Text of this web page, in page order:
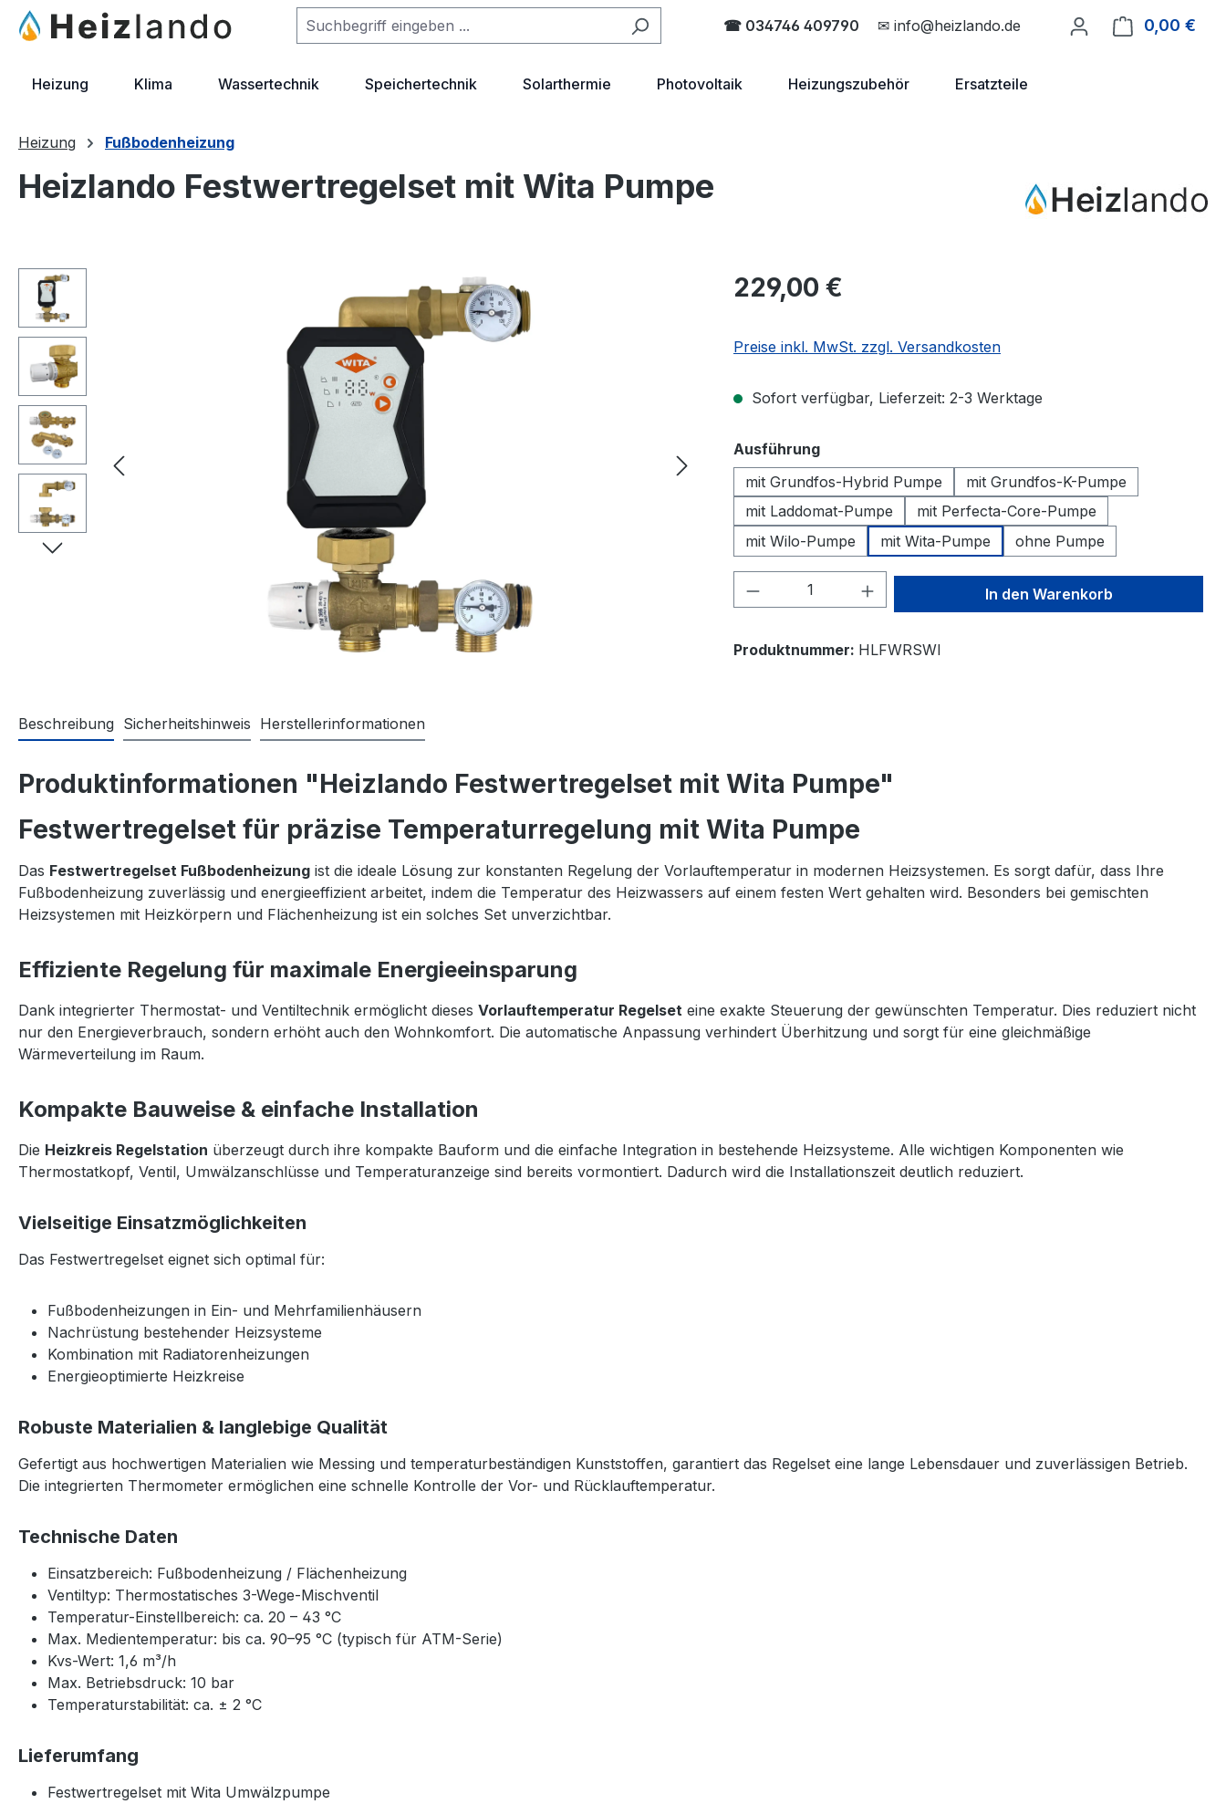
Hauptinhalt springen
Zur Suche springen
Zur Hauptnavigation springen ☎ 034746 409790 ✉ info@heizlando.de 0,00 €
Heizung Klima Wassertechnik Speichertechnik Solarthermie Photovoltaik Heizungszubehör Ersatzteile
Heizung Fußbodenheizung
Heizlando Festwertregelset mit Wita Pumpe
Bildergalerie überspringen Regulärer Preis:
229,00 €
Preise inkl. MwSt. zzgl. Versandkosten
Sofort verfügbar, Lieferzeit: 2-3 Werktage
Ausführungauswählen
mit Grundfos-Hybrid Pumpe
mit Grundfos-K-Pumpe
mit Laddomat-Pumpe
mit Perfecta-Core-Pumpe
mit Wilo-Pumpe
mit Wita-Pumpe ohne Pumpe
Produkt Anzahl: Gib den gewünschten Wert
In den Warenkorb
Produktnummer: HLFWRSWI
Beschreibung Sicherheitshinweis Herstellerinformationen
Produktinformationen "Heizlando Festwertregelset mit Wita Pumpe"
Festwertregelset für präzise Temperaturregelung mit Wita Pumpe
Das Festwertregelset Fußbodenheizung ist die ideale Lösung zur konstanten Regelung der Vorlauftemperatur in modernen Heizsystemen. Es sorgt dafür, dass Ihre
Fußbodenheizung zuverlässig und energieeffizient arbeitet, indem die Temperatur des Heizwassers auf einem festen Wert gehalten wird. Besonders bei gemischten
Heizsystemen mit Heizkörpern und Flächenheizung ist ein solches Set unverzichtbar.
Effiziente Regelung für maximale Energieeinsparung
Dank integrierter Thermostat- und Ventiltechnik ermöglicht dieses Vorlauftemperatur Regelset eine exakte Steuerung der gewünschten Temperatur. Dies reduziert nicht
nur den Energieverbrauch, sondern erhöht auch den Wohnkomfort. Die automatische Anpassung verhindert Überhitzung und sorgt für eine gleichmäßige
Wärmeverteilung im Raum.
Kompakte Bauweise & einfache Installation
Die Heizkreis Regelstation überzeugt durch ihre kompakte Bauform und die einfache Integration in bestehende Heizsysteme. Alle wichtigen Komponenten wie
Thermostatkopf, Ventil, Umwälzanschlüsse und Temperaturanzeige sind bereits vormontiert. Dadurch wird die Installationszeit deutlich reduziert.
Vielseitige Einsatzmöglichkeiten
Das Festwertregelset eignet sich optimal für:
Fußbodenheizungen in Ein- und Mehrfamilienhäusern
Nachrüstung bestehender Heizsysteme
Kombination mit Radiatorenheizungen
Energieoptimierte Heizkreise
Robuste Materialien & langlebige Qualität
Gefertigt aus hochwertigen Materialien wie Messing und temperaturbeständigen Kunststoffen, garantiert das Regelset eine lange Lebensdauer und zuverlässigen Betrieb.
Die integrierten Thermometer ermöglichen eine schnelle Kontrolle der Vor- und Rücklauftemperatur.
Technische Daten
Einsatzbereich: Fußbodenheizung / Flächenheizung
Ventiltyp: Thermostatisches 3-Wege-Mischventil
Temperatur-Einstellbereich: ca. 20 – 43 °C
Max. Medientemperatur: bis ca. 90–95 °C (typisch für ATM-Serie)
Kvs-Wert: 1,6 m³/h
Max. Betriebsdruck: 10 bar
Temperaturstabilität: ca. ± 2 °C
Lieferumfang
Festwertregelset mit Wita Umwälzpumpe